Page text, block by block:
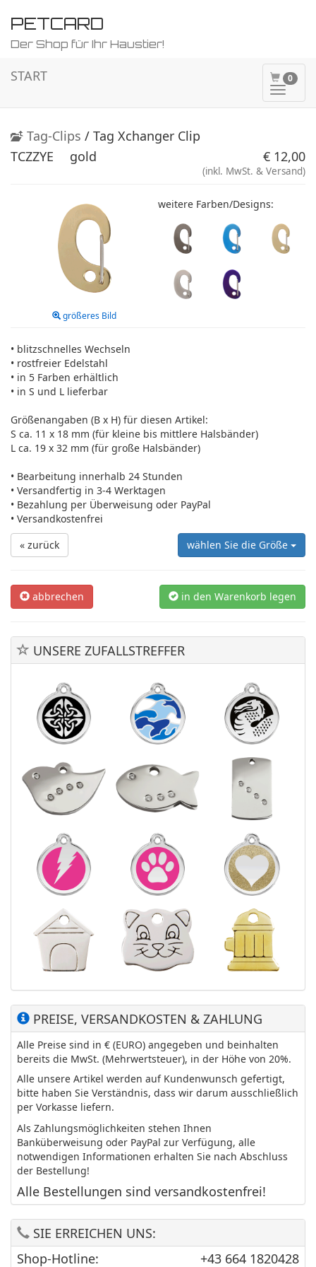
PETCARD
Der Shop für Ihr Haustier!
0
ein-/
START
Tag-Clips / Tag Xchanger Clip
TCZZYE
gold € 12,00
(inkl. MwSt. & Versand)
größeres Bild
weitere Farben/Designs:
• blitzschnelles Wechseln
• rostfreier Edelstahl
• in 5 Farben erhältlich
• in S und L lieferbar
Größenangaben (B x H) für diesen Artikel:
S ca. 11 x 18 mm (für kleine bis mittlere Halsbänder)
L ca. 19 x 32 mm (für große Halsbänder)
• Bearbeitung innerhalb 24 Stunden
• Versandfertig in 3-4 Werktagen
• Bezahlung per Überweisung oder PayPal
• Versandkostenfrei
« zurück
wählen Sie die Größe
abbrechen in den Warenkorb legen
UNSERE ZUFALLSTREFFER
PREISE, VERSANDKOSTEN & ZAHLUNG
Alle Preise sind in € (EURO) angegeben und beinhalten
bereits die MwSt. (Mehrwertsteuer), in der Höhe von 20%.
Alle unsere Artikel werden auf Kundenwunsch gefertigt,
bitte haben Sie Verständnis, dass wir darum ausschließlich
per Vorkasse liefern.
Als Zahlungsmöglichkeiten stehen Ihnen
Banküberweisung oder PayPal zur Verfügung, alle
notwendigen Informationen erhalten Sie nach Abschluss
der Bestellung!
Alle Bestellungen sind versandkostenfrei!
SIE ERREICHEN UNS:
Shop-Hotline:
+43 664 1820428